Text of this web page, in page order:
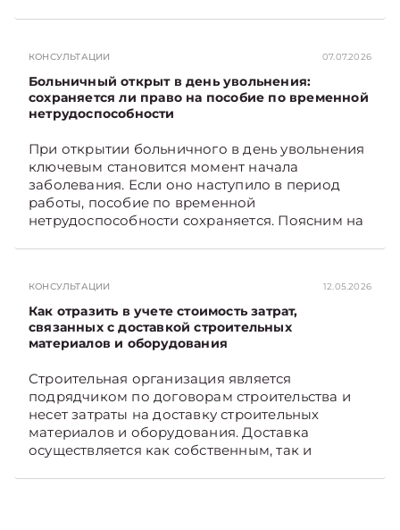
связанных с содержанием и эксплуатацией
мест общего пользования, в частности –
контрольно-­пропускного пункта? Рассмотрим
порядок их распределения. Подписывайтесь
экономике Беларуси — раньше, чем в новостях
TelegramViber
КОНСУЛЬТАЦИИ 07.07.2026
Больничный открыт в день увольнения:
сохраняется ли право на пособие по временной
нетрудоспособности
При открытии больничного в день увольнения
ключевым становится момент начала
заболевания. Если оно наступило в период
работы, пособие по временной
нетрудоспособности сохраняется. Поясним на
КОНСУЛЬТАЦИИ 12.05.2026
Как отразить в учете стоимость затрат,
связанных с доставкой строительных
материалов и оборудования
Строительная организация является
подрядчиком по договорам строительства и
несет затраты на доставку строительных
материалов и оборудования. Доставка
осуществляется как собственным, так и